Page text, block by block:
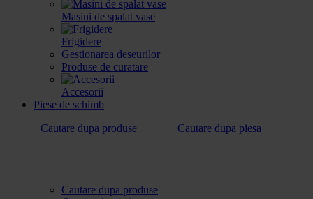
Masini de spalat vase
Frigidere
Gestionarea deseurilor
Produse de curatare
Accesorii
Piese de schimb
Cautare dupa produse
Cautare dupa piesa
Cautare dupa produse